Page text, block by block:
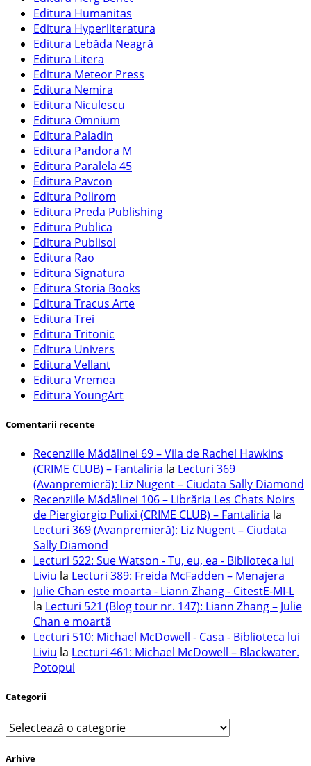
Editura Humanitas
Editura Hyperliteratura
Editura Lebăda Neagră
Editura Litera
Editura Meteor Press
Editura Nemira
Editura Niculescu
Editura Omnium
Editura Paladin
Editura Pandora M
Editura Paralela 45
Editura Pavcon
Editura Polirom
Editura Preda Publishing
Editura Publica
Editura Publisol
Editura Rao
Editura Signatura
Editura Storia Books
Editura Tracus Arte
Editura Trei
Editura Tritonic
Editura Univers
Editura Vellant
Editura Vremea
Editura YoungArt
Comentarii recente
Recenziile Mădălinei 69 – Vila de Rachel Hawkins
(CRIME CLUB) – Fantaliria la Lecturi 369
(Avanpremieră): Liz Nugent – Ciudata Sally Diamond
Recenziile Mădălinei 106 – Librăria Les Chats Noirs
de Piergiorgio Pulixi (CRIME CLUB) – Fantaliria la
Lecturi 369 (Avanpremieră): Liz Nugent – Ciudata
Sally Diamond
Lecturi 522: Sue Watson - Tu, eu, ea - Biblioteca lui
Liviu la Lecturi 389: Freida McFadden – Menajera
Julie Chan este moarta - Liann Zhang - CitestE-MI-L
la Lecturi 521 (Blog tour nr. 147): Liann Zhang – Julie
Chan e moartă
Lecturi 510: Michael McDowell - Casa - Biblioteca lui
Liviu la Lecturi 461: Michael McDowell – Blackwater.
Potopul
Categorii
Categorii
Arhive